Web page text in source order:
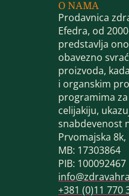
O NAMA
Prodavnica
Efedra, od
predstavlja
obavezno
proizvoda,
i organskim
programima
celijakiju,
snabdevenost
Prvomajska
MB: 17303864
PIB: 100092467
+381 (0)11 770